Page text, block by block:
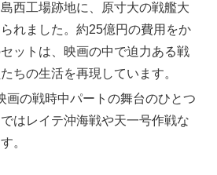
西工場跡地に、原寸大の戦艦大
れました。約25億円の費用をか
ットは、映画の中で迫力ある戦
ちの生活を再現しています。
画の戦時中パートの舞台のひとつ
はレイテ沖海戦や天一号作戦な
。